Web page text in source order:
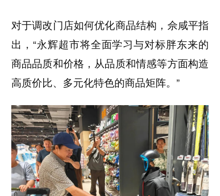
对于调改门店如何优化商品结构，佘咸平指
出，“永辉超市将全面学习与对标胖东来的
商品品质和价格，从品质和情感等方面构造
高质价比、多元化特色的商品矩阵。”